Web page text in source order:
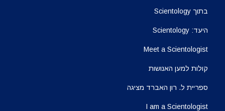
בתוך Scientology
היעד: Scientology
Meet a Scientologist
קולות למען האנושות
ספריית ל. רון האברד מציגה
I am a Scientologist